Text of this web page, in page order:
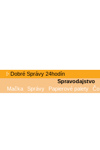
Dobré Správy 24hodín
Spravodajstvo
Mačka
Správy Papierové palety